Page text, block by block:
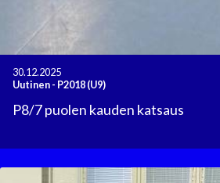
30.12.2025
Uutinen- P2018 (U9)
P8/7 puolen kauden katsaus